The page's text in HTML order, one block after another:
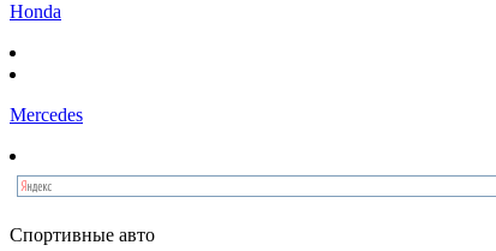
Honda
Mercedes
Спортивные авто